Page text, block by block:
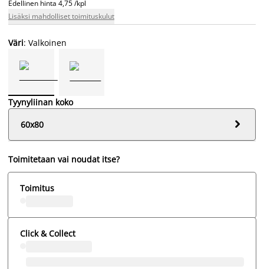
Edellinen hinta 4,75 /kpl
Lisäksi mahdolliset toimituskulut
Väri: Valkoinen
Tyynyliinan koko
60x80

Toimitetaan vai noudat itse?
Toimitus
Click & Collect